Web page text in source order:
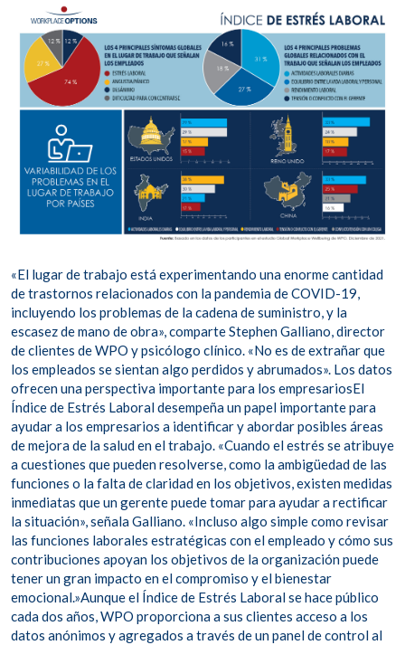
«El lugar de trabajo está experimentando una enorme cantidad
de trastornos relacionados con la pandemia de COVID-19,
incluyendo los problemas de la cadena de suministro, y la
escasez de mano de obra», comparte Stephen Galliano, director
de clientes de WPO y psicólogo clínico. «No es de extrañar que
los empleados se sientan algo perdidos y abrumados». Los datos
ofrecen una perspectiva importante para los empresariosEl
Índice de Estrés Laboral desempeña un papel importante para
ayudar a los empresarios a identificar y abordar posibles áreas
de mejora de la salud en el trabajo. «Cuando el estrés se atribuye
a cuestiones que pueden resolverse, como la ambigüedad de las
funciones o la falta de claridad en los objetivos, existen medidas
inmediatas que un gerente puede tomar para ayudar a rectificar
la situación», señala Galliano. «Incluso algo simple como revisar
las funciones laborales estratégicas con el empleado y cómo sus
contribuciones apoyan los objetivos de la organización puede
tener un gran impacto en el compromiso y el bienestar
emocional.»Aunque el Índice de Estrés Laboral se hace público
cada dos años, WPO proporciona a sus clientes acceso a los
datos anónimos y agregados a través de un panel de control al